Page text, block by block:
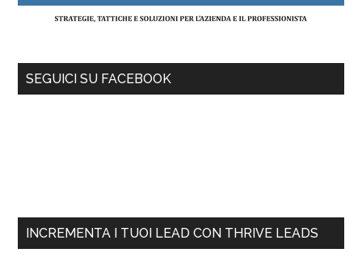
SEGUICI SU FACEBOOK
INCREMENTA I TUOI LEAD CON THRIVE LEADS